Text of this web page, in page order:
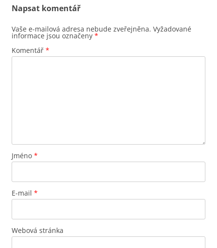
Napsat komentář
Vaše e-mailová adresa nebude zveřejněna. Vyžadované
informace jsou označeny *
Komentář *
Jméno *
E-mail *
Webová stránka